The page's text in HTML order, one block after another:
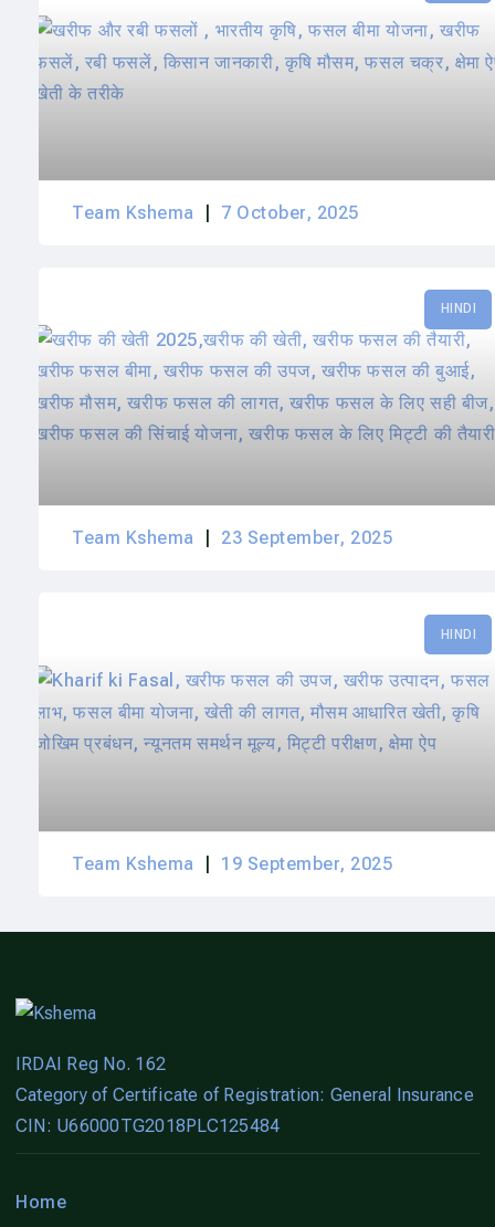
Team Kshema 7 October, 2025
HINDI
Team Kshema 23 September, 2025
HINDI
Team Kshema 19 September, 2025
IRDAI Reg No. 162
Category of Certificate of Registration: General Insurance
CIN: U66000TG2018PLC125484
Home